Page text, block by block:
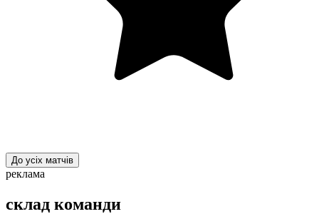
До усіх матчів
реклама
склад команди